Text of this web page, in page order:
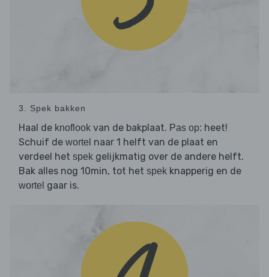
3. Spek bakken
Haal de knoflook van de bakplaat. Pas op: heet!
Schuif de wortel naar 1 helft van de plaat en
verdeel het spek gelijkmatig over de andere helft.
Bak alles nog 10min, tot het spek knapperig en de
wortel gaar is.